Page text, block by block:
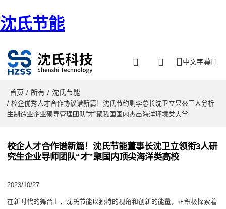
沈氏节能
中文字幕
首页 / 所有 / 沈氏节能
/ 校企优秀人才合作协议谱新篇！沈氏节约副李总长沈卫立只來三人分析
生制造业企业硕导管理团队“才”聚我国国内杰出海洋环境类大学
校企人才合作谱新篇！沈氏节能董事长沈卫立领衔3人研
究生企业导师团队“才”聚国内顶尖海洋类高校
2023/10/27
在新时代的舞台上，沈氏节能以独特的视角和创新的能量， 正积极探索着